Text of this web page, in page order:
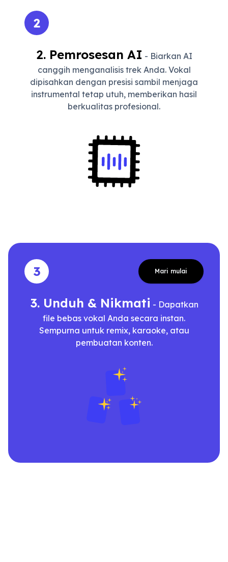
2
2. Pemrosesan AI - Biarkan AI
canggih menganalisis trek Anda. Vokal
dipisahkan dengan presisi sambil menjaga
instrumental tetap utuh, memberikan hasil
berkualitas profesional.
3 Mari mulai
3. Unduh & Nikmati - Dapatkan
file bebas vokal Anda secara instan.
Sempurna untuk remix, karaoke, atau
pembuatan konten.